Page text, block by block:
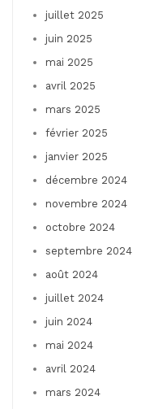
juillet 2025
juin 2025
mai 2025
avril 2025
mars 2025
février 2025
janvier 2025
décembre 2024
novembre 2024
octobre 2024
septembre 2024
août 2024
juillet 2024
juin 2024
mai 2024
avril 2024
mars 2024